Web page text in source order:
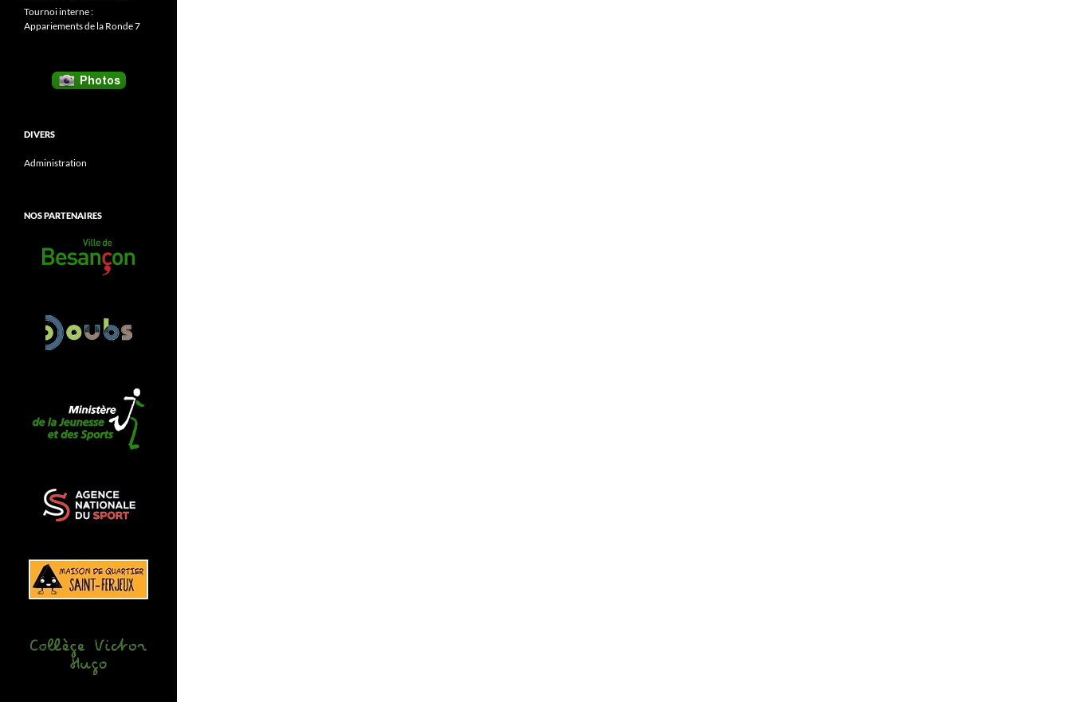
Tournoi interne :
Appariements de la Ronde 7
DIVERS
Administration
NOS PARTENAIRES